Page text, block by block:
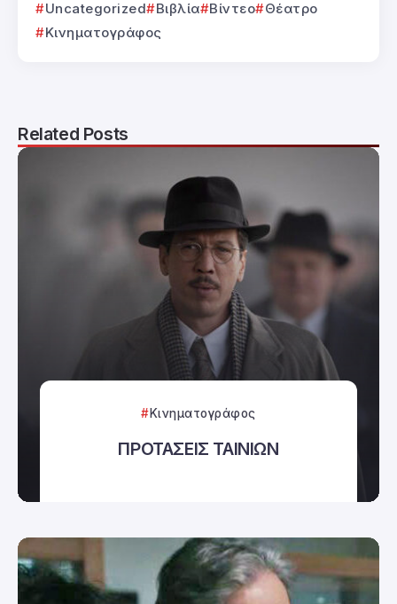
Uncategorized Βιβλία Βίντεο
Θέατρο
Κινηματογράφος
Related Posts
Κινηματογράφος
ΠΡΟΤΑΣΕΙΣ ΤΑΙΝΙΩΝ